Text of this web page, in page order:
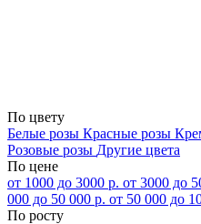
По цвету
Белые розы Красные розы
Розовые розы Другие цвета
По цене
от 1000 до 3000 р. от 3000 до
000 до 50 000 р. от 50 000 до
По росту